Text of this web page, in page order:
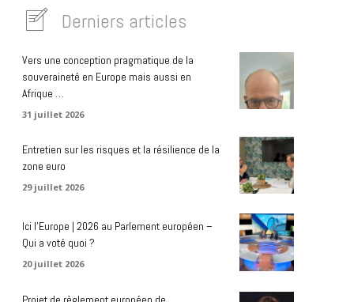
Derniers articles
Vers une conception pragmatique de la
souveraineté en Europe mais aussi en
Afrique …
31 juillet 2026
Entretien sur les risques et la résilience de la
zone euro
29 juillet 2026
Ici l’Europe | 2026 au Parlement européen –
Qui a voté quoi ?
20 juillet 2026